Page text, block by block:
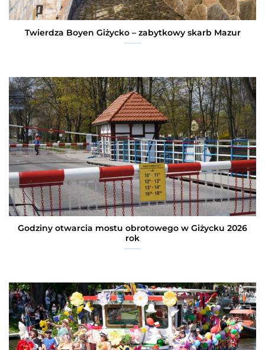
Twierdza Boyen Giżycko – zabytkowy skarb Mazur
Godziny otwarcia mostu obrotowego w Giżycku 2026
rok